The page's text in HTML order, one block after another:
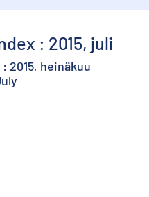
: 2015, juli
2015, heinäkuu